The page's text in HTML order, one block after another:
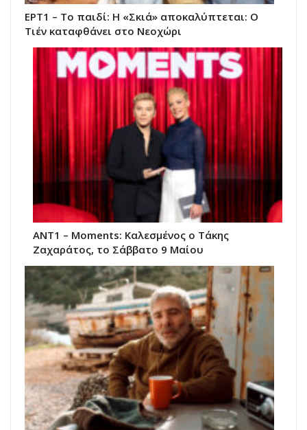
ΕΡΤ1 – Το παιδί: Η «Σκιά» αποκαλύπτεται: Ο
Τιέν καταφθάνει στο Νεοχώρι
ΑΝΤ1 – Moments: Καλεσμένος ο Τάκης
Ζαχαράτος, το Σάββατο 9 Μαίου